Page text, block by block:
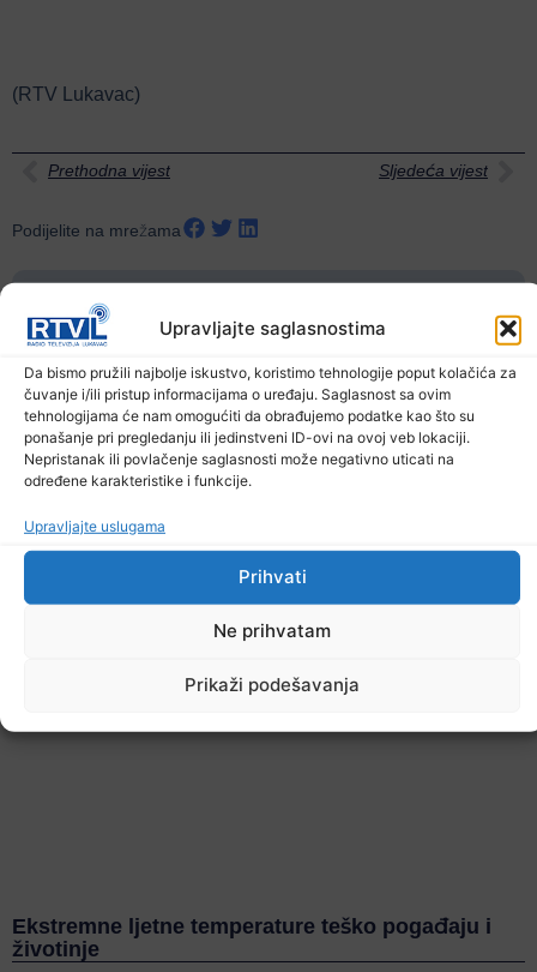
Upravljajte saglasnostima
Da bismo pružili najbolje iskustvo, koristimo tehnologije poput kolačića za
čuvanje i/ili pristup informacijama o uređaju. Saglasnost sa ovim
tehnologijama će nam omogućiti da obrađujemo podatke kao što su
ponašanje pri pregledanju ili jedinstveni ID-ovi na ovoj veb lokaciji.
Nepristanak ili povlačenje saglasnosti može negativno uticati na
određene karakteristike i funkcije.
Upravljajte uslugama
Prihvati
Ne prihvatam
Prikaži podešavanja
(RTV Lukavac)
Prethodna vijest Sljedeća vijest
Podijelite na mrežama
Ekstremne ljetne temperature teško pogađaju i
životinje